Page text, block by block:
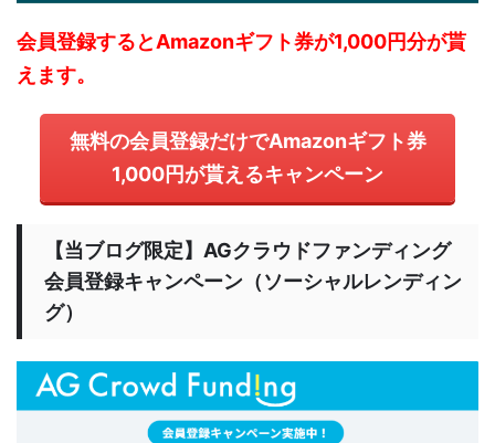
会員登録するとAmazonギフト券が1,000円分が貰
えます。
無料の会員登録だけでAmazonギフト券
1,000円が貰えるキャンペーン
【当ブログ限定】AGクラウドファンディング
会員登録キャンペーン（ソーシャルレンディン
グ）